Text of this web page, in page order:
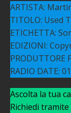
ARTISTA:
TITOLO: Used
ETICHETTA:
EDIZIONI:
PRODUTTORE
RADIO DATE:
Ascolta la tua
Richiedi tramite